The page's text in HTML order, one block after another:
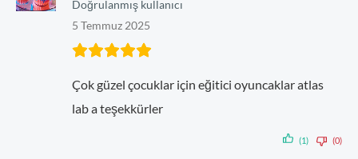
Doğrulanmış kullanıcı
5 Temmuz 2025
Çok güzel çocuklar için eğitici oyuncaklar atlas
lab a teşekkürler
(1) (0)